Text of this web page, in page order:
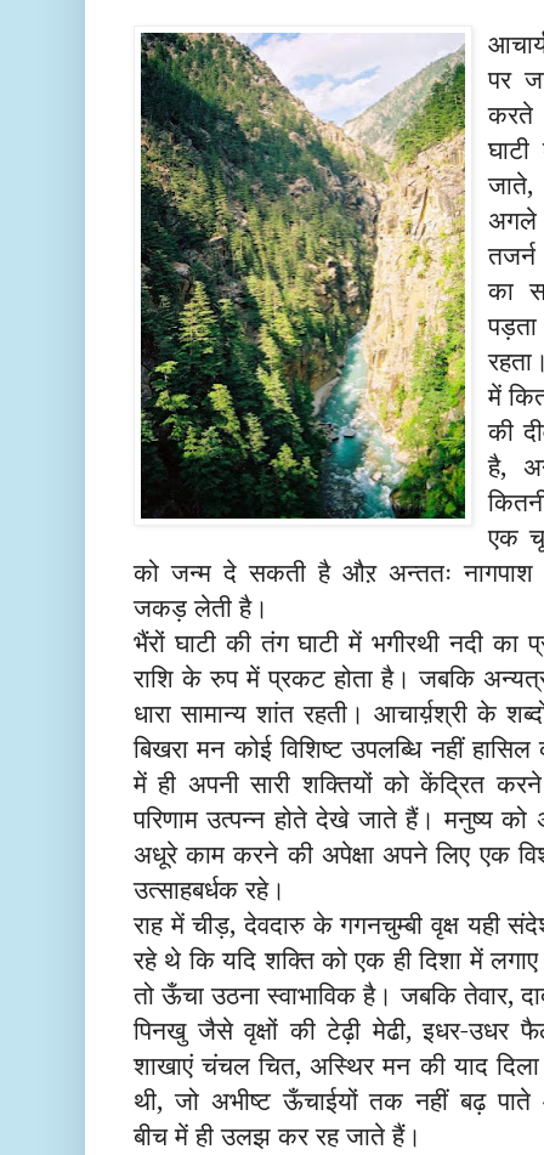
पर
जाते,
अगले
का
में
की
है,
एक
को जन्म दे सकती है औऱ अन्ततः
जकड़ लेती है।
भैंरों घाटी की तंग घाटी मेंभगीरथी नदी
राशि के रुप में प्रकट होता है। जबकि
धारा सामान्य शांत रहती। आचार्य़श्री के
बिखरा मन कोई विशिष्ट उपलब्धि नहीं
में ही अपनी सारी शक्तियों को केंद्रित
परिणाम उत्पन्न होते देखे जाते हैं। मनुष्य को
अधूरे काम करने की अपेक्षा अपने लिए एक
उत्साहबर्धक रहे।
राह में चीड़, देवदारु के गगनचुम्बी वृक्ष यही
रहे थे कियदि शक्ति को एक ही दिशा में
तो ऊँचउठना स्वाभाविक है। जबकि तेवार,
पिनखु जैसे वृक्षों की टेढ़ी मेढी, इधर-उधर
शाखाएं चंचल चित, अस्थिर मन की याद दिला
थी, जो अभीष्ट ऊँचाईयों तक नहीं बढ़ पात
बीच में ही उलझ कर रह जाते हैं।